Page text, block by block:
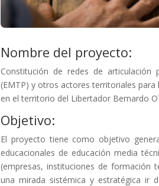
Nombre del proyecto:
Constitución de redes de articulación
(EMTP) y otros actores territoriales
en el territorio del Libertador Bernardo
Objetivo:
El proyecto tiene como objetivo
educacionales de educación media
(empresas, instituciones de formación
una mirada sistémica y estratégica ir